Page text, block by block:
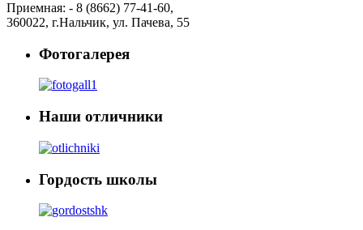
Приемная: - 8 (8662) 77-41-60,
360022, г.Нальчик, ул. Пачева, 55
Фотогалерея
Наши отличники
Гордость школы